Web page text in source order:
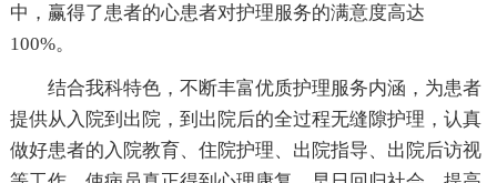
中，赢得了患者的心患者对护理服务的满意度高达
100%。
结合我科特色，不断丰富优质护理服务内涵，为患者
提供从入院到出院，到出院后的全过程无缝隙护理，认真
做好患者的入院教育、住院护理、出院指导、出院后访视